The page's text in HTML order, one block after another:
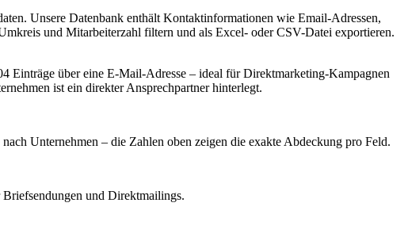
Unsere Datenbank enthält Kontaktinformationen wie Email-Adressen,
und Mitarbeiterzahl filtern und als Excel- oder CSV-Datei exportieren.
Einträge über eine E-Mail-Adresse – ideal für Direktmarketing-Kampagnen
ist ein direkter Ansprechpartner hinterlegt.
Unternehmen – die Zahlen oben zeigen die exakte Abdeckung pro Feld.
und Direktmailings.